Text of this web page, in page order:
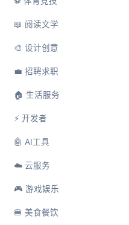
📖 阅读文学
🎨 设计创意
💼 招聘求职
🏠 生活服务
⚡ 开发者
🤖 AI工具
☁️ 云服务
🎮 游戏娱乐
🍔 美食餐饮